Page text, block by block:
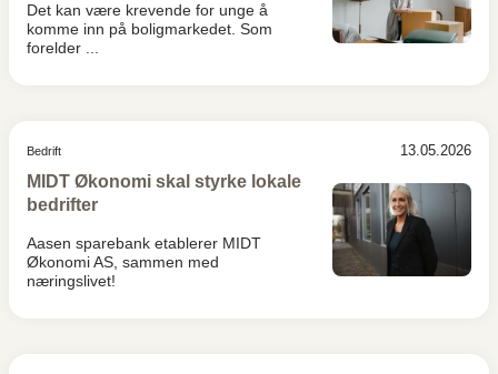
Det kan være krevende for unge å
komme inn på boligmarkedet. Som
forelder ...
Bedrift 13.05.2026
MIDT Økonomi skal styrke lokale
bedrifter
Aasen sparebank etablerer MIDT
Økonomi AS, sammen med
næringslivet!